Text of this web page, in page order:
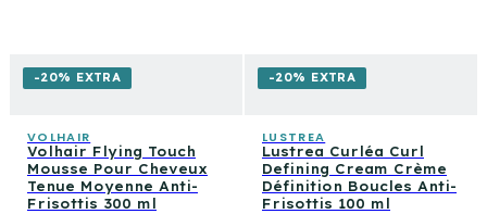
-20% EXTRA
VOLHAIR
Volhair Flying Touch
Mousse Pour Cheveux
Tenue Moyenne Anti-
Frisottis 300 ml
-20% EXTRA
LUSTREA
Lustrea Curléa Curl
Defining Cream Crème
Définition Boucles Anti-
Frisottis 100 ml